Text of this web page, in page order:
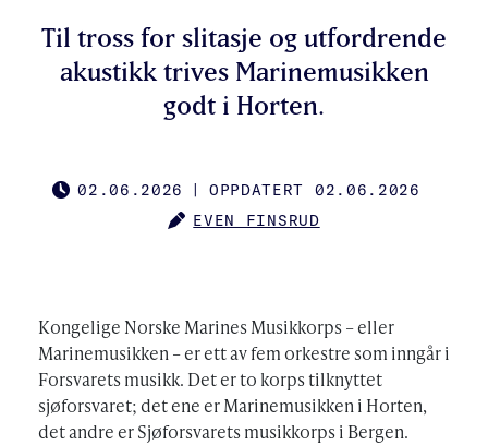
Til tross for slitasje og utfordrende
akustikk trives Marinemusikken
godt i Horten.
PUBLISHED
02.06.2026 | OPPDATERT 02.06.2026
AUTHOR
EVEN FINSRUD
Kongelige Norske Marines Musikkorps – eller
Marinemusikken – er ett av fem orkestre som inngår i
Forsvarets musikk. Det er to korps tilknyttet
sjøforsvaret; det ene er Marinemusikken i Horten,
det andre er Sjøforsvarets musikkorps i Bergen.